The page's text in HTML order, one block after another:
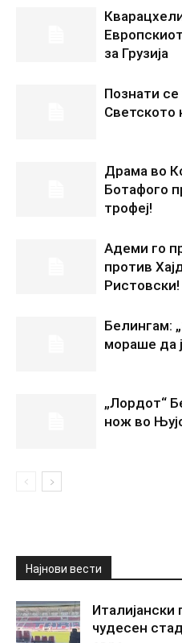
за Грузија
Познати
Светското
Драма во
Ботафого
трофеј!
Адеми го
против
Ристовски!
Белингам:
мораше да
„Лордот“
нож во
Најнови вести
чудесен